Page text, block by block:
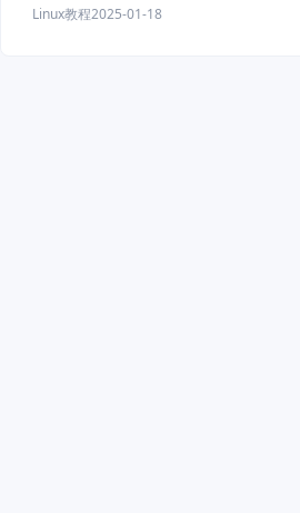
Linux教程2025-01-18